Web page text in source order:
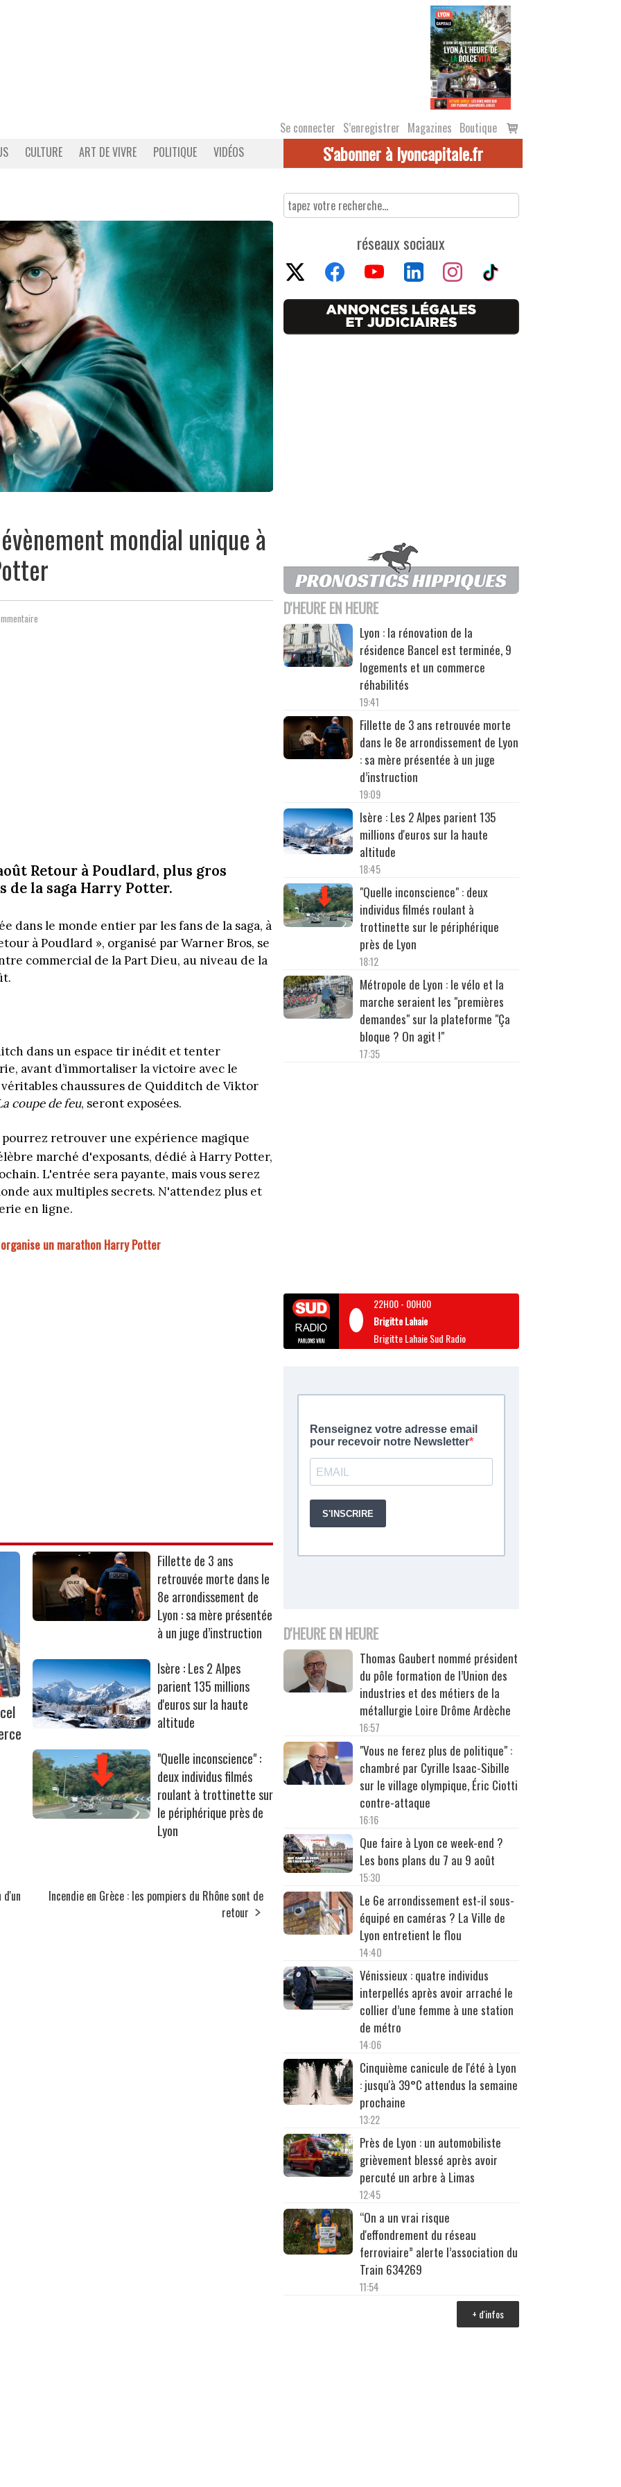
Se connecter S’enregistrer Magazines Boutique
Voir
le
CULTURE ART DE VIVRE POLITIQUE VIDÉOS S'abonner à lyoncapitale.fr
mondial unique à
Retour à Poudlard, plus gros
de la saga Harry Potter.
dans le monde entier par les fans de la saga, à
à Poudlard », organisé par Warner Bros, se
commercial de la Part Dieu, au niveau de la
dans un espace tir inédit et tenter
avant d’immortaliser la victoire avec le
chaussures de Quidditch de Viktor
coupe de feu, seront exposées.
retrouver une expérience magique
marché d'exposants, dédié à Harry Potter,
L'entrée sera payante, mais vous serez
aux multiples secrets. N'attendez plus et
en ligne.
un marathon Harry Potter
Fillette de 3 ans
retrouvée morte dans le
8e arrondissement de
Lyon : sa mère présentée
à un juge d’instruction
Isère : Les 2 Alpes
parient 135 millions
d'euros sur la haute
altitude
"Quelle inconscience" :
deux individus filmés
roulant à trottinette sur
le périphérique près de
Lyon
Incendie en Grèce : les pompiers du Rhône sont de
retour
réseaux sociaux
D'HEURE EN HEURE
Lyon : la rénovation de la
résidence Bancel est terminée, 9
logements et un commerce
réhabilités
19:41
Fillette de 3 ans retrouvée morte
dans le 8e arrondissement de Lyon
: sa mère présentée à un juge
d’instruction
19:09
Isère : Les 2 Alpes parient 135
millions d'euros sur la haute
altitude
18:45
"Quelle inconscience" : deux
individus filmés roulant à
trottinette sur le périphérique
près de Lyon
18:12
Métropole de Lyon : le vélo et la
marche seraient les "premières
demandes" sur la plateforme "Ça
bloque ? On agit !"
17:35
22H00- 00H00
Brigitte Lahaie
Brigitte Lahaie Sud Radio
D'HEURE EN HEURE
Thomas Gaubert nommé président
du pôle formation de l’Union des
industries et des métiers de la
métallurgie Loire Drôme Ardèche
16:57
"Vous ne ferez plus de politique" :
chambré par Cyrille Isaac-Sibille
sur le village olympique, Éric Ciotti
contre-attaque
16:16
Que faire à Lyon ce week-end ?
Les bons plans du 7 au 9 août
15:30
Le 6e arrondissement est-il sous-
équipé en caméras ? La Ville de
Lyon entretient le flou
14:40
Vénissieux : quatre individus
interpellés après avoir arraché le
collier d’une femme à une station
de métro
14:06
Cinquième canicule de l'été à Lyon
: jusqu'à 39°C attendus la semaine
prochaine
13:22
Près de Lyon : un automobiliste
grièvement blessé après avoir
percuté un arbre à Limas
12:45
“On a un vrai risque
d'effondrement du réseau
ferroviaire” alerte l’association du
Train 634269
11:54
+ d'infos